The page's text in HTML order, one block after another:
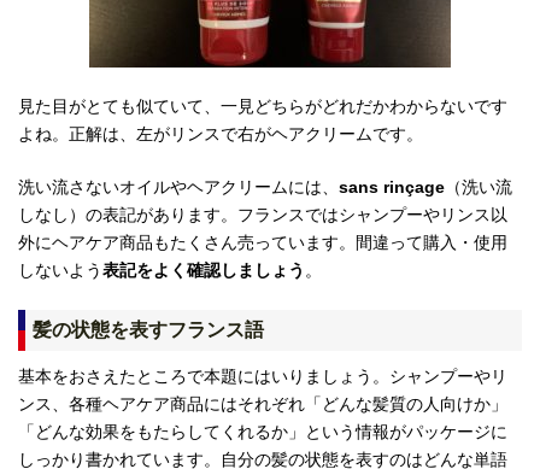
見た目がとても似ていて、一見どちらがどれだかわからないです
よね。正解は、左がリンスで右がヘアクリームです。
洗い流さないオイルやヘアクリームには、 sans rinçage （洗い流
しなし）の表記があります。フランスではシャンプーやリンス以
外にヘアケア商品もたくさん売っています。間違って購入・使用
しないよう表記をよく確認しましょう 。
髪の状態を表すフランス語
基本をおさえたところで本題にはいりましょう。シャンプーやリ
ンス、各種ヘアケア商品にはそれぞれ「どんな髪質の人向けか」
「どんな効果をもたらしてくれるか」という情報がパッケージに
しっかり書かれています。自分の髪の状態を表すのはどんな単語